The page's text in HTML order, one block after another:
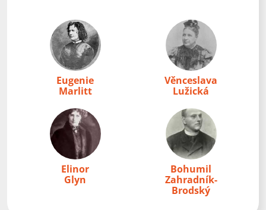
Eugenie
Marlitt
Věnceslava
Lužická
Elinor
Glyn
Bohumil
Zahradník-
Brodský